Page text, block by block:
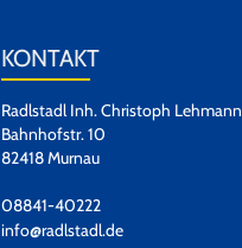
KONTAKT
Radlstadl Inh. Christoph Lehmann
Bahnhofstr. 10
82418 Murnau
08841-40222
info@radlstadl.de